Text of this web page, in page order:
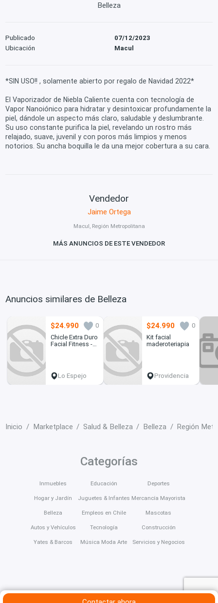
Belleza
Publicado
07/12/2023
Ubicación
Macul
*SIN USO!! , solamente abierto por regalo de Navidad 2022*
El Vaporizador de Niebla Caliente cuenta con tecnología de
Vapor Nanoiónico para hidratar y desintoxicar profundamente la
piel, dándole un aspecto más claro, saludable y deslumbrante.
Su uso constante purifica la piel, revelando un rostro más
relajado, suave, juvenil y con poros más limpios y menos
notorios. Su ancha boquilla le da una mejor cobertura a su cara.
Vendedor
Jaime Ortega
Macul, Región Metropolitana
MÁS ANUNCIOS DE ESTE VENDEDOR
Anuncios similares de Belleza
$24.990
0
Chicle Extra Duro
Facial Fitness -
Lo Espejo
$24.990
0
Kit facial
maderoteriapia
Providencia
Inicio Marketplace Salud & Belleza Belleza Región
Categorías
Inmuebles
Hogar y Jardín
Belleza
Autos y Vehículos
Yates & Barcos
Educación
Juguetes & Infantes
Empleos en Chile
Tecnología
Música Moda Arte
Deportes
Mercancía Mayorista
Mascotas
Construcción
Servicios y Negocios